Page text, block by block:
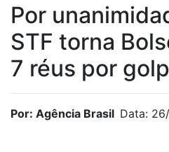
Por
STF torna
7 réus por
Por: Agência Brasil Data: